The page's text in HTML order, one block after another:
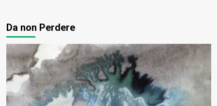
Da non Perdere